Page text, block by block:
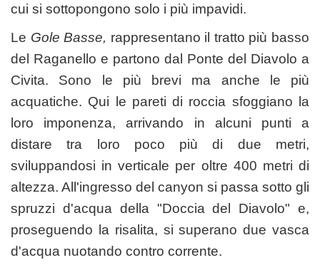
cui si sottopongono solo i più impavidi.
Le Gole Basse, rappresentano il tratto più basso
del Raganello e partono dal Ponte del Diavolo a
Civita. Sono le più brevi ma anche le più
acquatiche. Qui le pareti di roccia sfoggiano la
loro imponenza, arrivando in alcuni punti a
distare tra loro poco più di due metri,
sviluppandosi in verticale per oltre 400 metri di
altezza. All'ingresso del canyon si passa sotto gli
spruzzi d'acqua della "Doccia del Diavolo" e,
proseguendo la risalita, si superano due vasca
d'acqua nuotando contro corrente.